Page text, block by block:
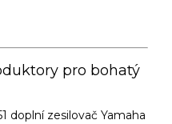
pro bohatý
doplní zesilovač Yamaha